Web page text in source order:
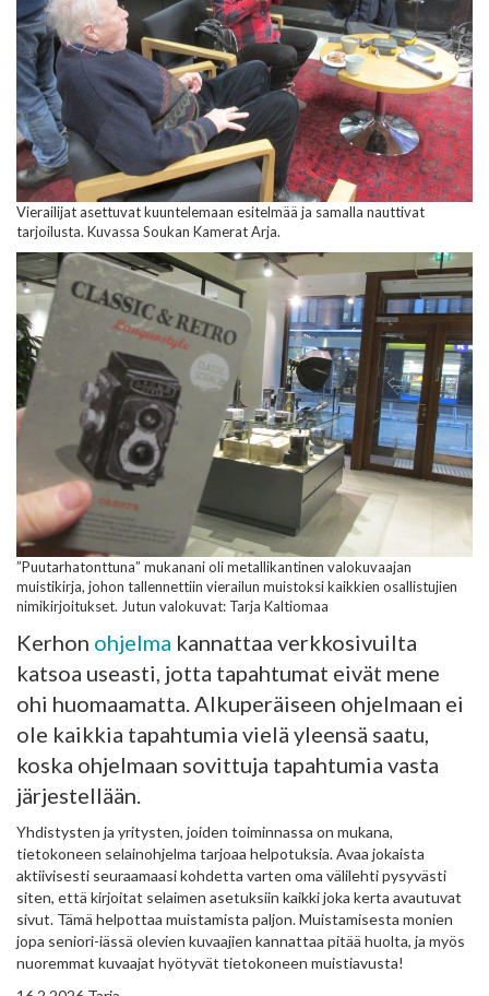
Vierailijat asettuvat kuuntelemaan esitelmää ja samalla nauttivat
tarjoilusta. Kuvassa Soukan Kamerat Arja.
”Puutarhatonttuna” mukanani oli metallikantinen valokuvaajan
muistikirja, johon tallennettiin vierailun muistoksi kaikkien osallistujien
nimikirjoitukset. Jutun valokuvat: Tarja Kaltiomaa
Kerhon ohjelma kannattaa verkkosivuilta
katsoa useasti, jotta tapahtumat eivät mene
ohi huomaamatta. Alkuperäiseen ohjelmaan ei
ole kaikkia tapahtumia vielä yleensä saatu,
koska ohjelmaan sovittuja tapahtumia vasta
järjestellään.
Yhdistysten ja yritysten, joiden toiminnassa on mukana,
tietokoneen selainohjelma tarjoaa helpotuksia. Avaa jokaista
aktiivisesti seuraamaasi kohdetta varten oma välilehti pysyvästi
siten, että kirjoitat selaimen asetuksiin kaikki joka kerta avautuvat
sivut. Tämä helpottaa muistamista paljon. Muistamisesta monien
jopa seniori-iässä olevien kuvaajien kannattaa pitää huolta, ja myös
nuoremmat kuvaajat hyötyvät tietokoneen muistiavusta!